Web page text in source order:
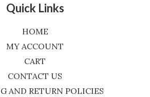
Quick Links
HOME
MY ACCOUNT
CART
CONTACT US
AND RETURN POLICIES